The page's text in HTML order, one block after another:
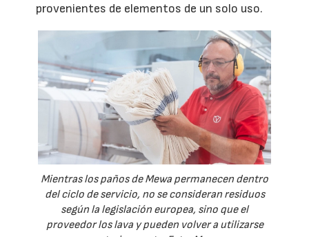
provenientes de elementos de un solo uso.
Mientras los paños de Mewa permanecen dentro
del ciclo de servicio, no se consideran residuos
según la legislación europea, sino que el
proveedor los lava y pueden volver a utilizarse